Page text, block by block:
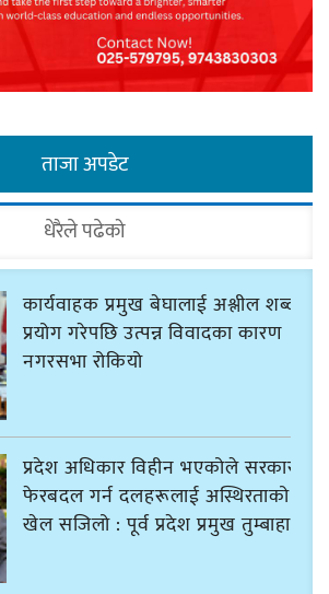
ताजा अपडेट
धेरैले पढेको
कार्यवाहक प्रमुख बेघालाई अश्लील शब्द
प्रयोग गरेपछि उत्पन्न विवादका कारण
नगरसभा रोकियो
प्रदेश अधिकार विहीन भएकोले सरकार
फेरबदल गर्न दलहरूलाई अस्थिरताको
खेल सजिलो : पूर्व प्रदेश प्रमुख तुम्बाहाङ